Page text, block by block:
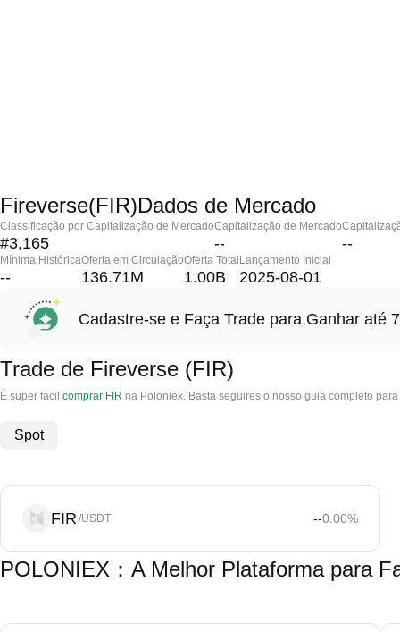
Fireverse(FIR)Dados de Mercado
Classificação por Capitalização de Mercado
#3,165
Capitalização de Mercado
-- --
Mínima Histórica
--
Oferta em Circulação
136.71M
Oferta Total
1.00B
Lançamento Inicial
2025-08-01
Cadastre-se e Faça Trade para Ganhar até
Trade de Fireverse (FIR)
É super fácil comprar FIR na Poloniex. Basta seguires o nosso guia completo
Spot
FIR /USDT --0.00%
POLONIEX：A Melhor Plataforma para